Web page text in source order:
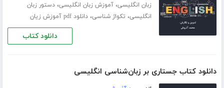
زبان انگلیسی،آموزش زبان انگلیسی،دستور زبان
انگلیسی، تکواژ شناسی،دانلود pdf آموزش زیان
دانلود کتاب
دانلود کتاب جستاری بر زبان‌شناسی انگلیسی